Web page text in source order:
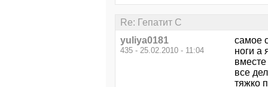
Re: Гепатит С
yuliya0181
435 - 25.02.2010 - 11:04
самое
ноги а
все
тяжко